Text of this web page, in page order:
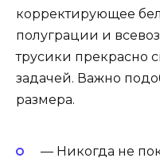
корректирующее
полуграции и
трусики прекрасно
задачей. Важно
размера.
— Никогда не